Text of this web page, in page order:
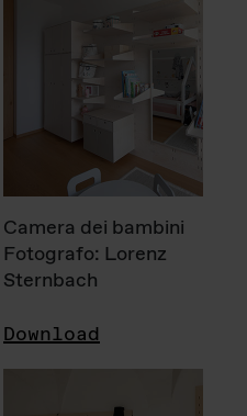
Camera dei bambini
Fotografo: Lorenz
Sternbach
Download